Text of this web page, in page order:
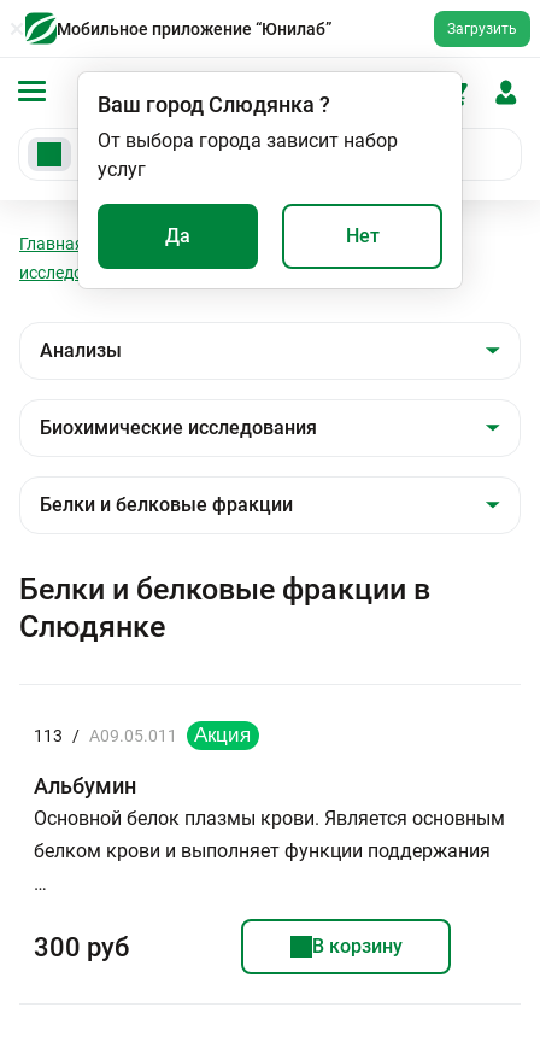
Мобильное приложение “Юнилаб” Загрузить
Ваш городСлюдянка ?
От выбора города зависит набор
услуг
Да Нет
Главная Анализы
Биохимические
исследования
Белки и белковые фракции
Белки и белковые фракции в
Слюдянке
113 / A09.05.011
Альбумин
Основной белок плазмы крови. Является основным
белком крови и выполняет функции поддержания
…
300 руб В корзину